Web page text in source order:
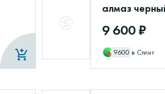
алмаз
9 600 ₽
9600 в Сплит